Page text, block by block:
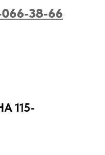
066-38-66
115-